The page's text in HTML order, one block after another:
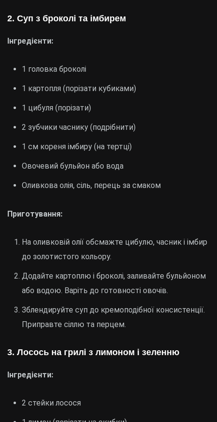
2. Суп з броколі та імбирем
Інгредієнти:
1 головка броколі
1 картопля (порізати кубиками)
1 цибуля (порізати)
2 зубчики часнику (подрібнити)
1 см кореня імбиру (на тертці)
Овочевий бульйон або вода
Оливкова олія, сіль, перець за смаком
Приготування:
На оливковій олії обсмажте цибулю, часник і імбир
до золотистого кольору.
Додайте картоплю і броколі, заливайте бульйоном
або водою. Варіть до готовності овочів.
Зблендируйте суп до кремоподібної консистенції.
Приправте сіллю та перцем.
3. Лосось на грилі з лимоном і зеленню
Інгредієнти:
2 стейки лосося